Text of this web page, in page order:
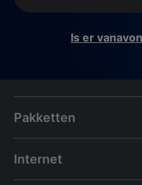
Is er
Pakketten
Internet